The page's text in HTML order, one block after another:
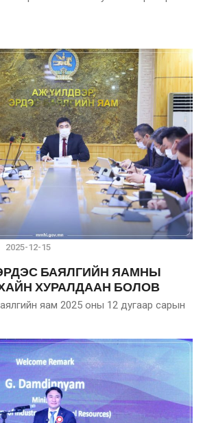
2025-12-15
БАЯЛГИЙН ЯАМНЫ
ХУРАЛДААН БОЛОВ
яам 2025 оны 12 дугаар сарын